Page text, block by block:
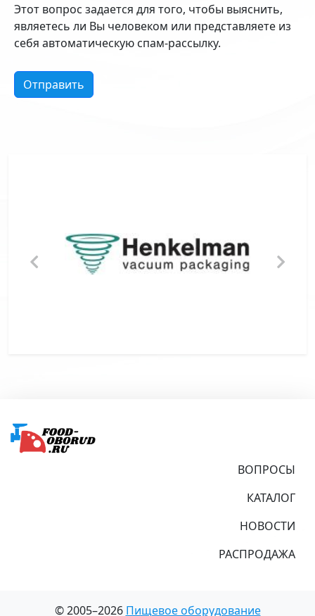
Этот вопрос задается для того, чтобы выяснить,
являетесь ли Вы человеком или представляете из
себя автоматическую спам-рассылку.
ВОПРОСЫ
КАТАЛОГ
НОВОСТИ
РАСПРОДАЖА
© 2005–2026 Пищевое оборудование